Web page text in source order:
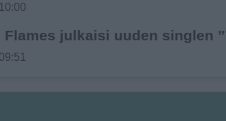
Flames julkaisi uuden singlen